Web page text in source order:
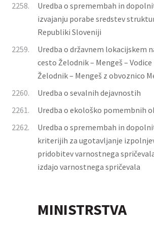
2258.
Uredba o spremembah in
izvajanju porabe sredstev
Republiki Sloveniji
2259.
Uredba o državnem lokacijskem
cesto Želodnik – Mengeš – Vodice
Želodnik – Mengeš z obvoznico
2260.
Uredba o sevalnih dejavnostih
2261.
Uredba o ekološko pomembnih
2262.
Uredba o spremembah in
kriterijih za ugotavljanje
pridobitev varnostnega
izdajo varnostnega spričevala
MINISTRSTVA